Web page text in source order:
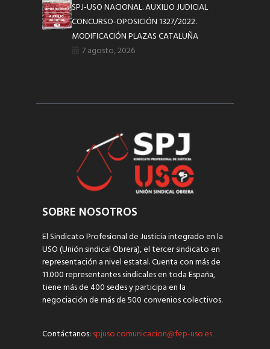
SPJ-USO NACIONAL. AUXILIO JUDICIAL
CONCURSO-OPOSICIÓN 1327/2022.
MODIFICACIÓN PLAZAS CATALUÑA
7 agosto, 2026
SOBRE NOSOTROS
El Sindicato Profesional de Justicia integrado en la
USO (Unión sindical Obrera), el tercer sindicato en
representación a nivel estatal. Cuenta con más de
11.000 representantes sindicales en toda España,
tiene más de 400 sedes y participa en la
negociación de más de 500 convenios colectivos.
Contáctanos: spjuso.comunicacion@fep-uso.es